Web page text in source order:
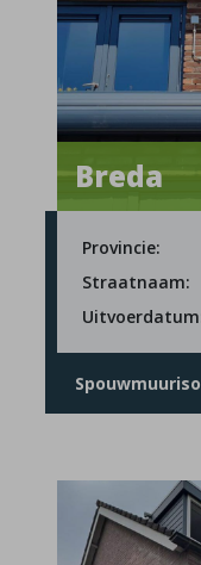
Breda
Provincie:
Straatnaam: